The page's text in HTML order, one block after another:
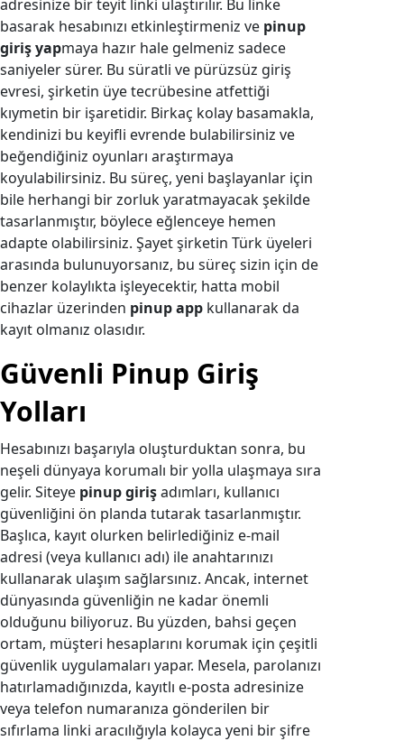
adresinize bir teyit linki ulaştırılır. Bu linke
basarak hesabınızı etkinleştirmeniz ve pinup
giriş yapmaya hazır hale gelmeniz sadece
saniyeler sürer. Bu süratli ve pürüzsüz giriş
evresi, şirketin üye tecrübesine atfettiği
kıymetin bir işaretidir. Birkaç kolay basamakla,
kendinizi bu keyifli evrende bulabilirsiniz ve
beğendiğiniz oyunları araştırmaya
koyulabilirsiniz. Bu süreç, yeni başlayanlar için
bile herhangi bir zorluk yaratmayacak şekilde
tasarlanmıştır, böylece eğlenceye hemen
adapte olabilirsiniz. Şayet şirketin Türk üyeleri
arasında bulunuyorsanız, bu süreç sizin için de
benzer kolaylıkta işleyecektir, hatta mobil
cihazlar üzerinden pinup app kullanarak da
kayıt olmanız olasıdır.
Güvenli Pinup Giriş
Yolları
Hesabınızı başarıyla oluşturduktan sonra, bu
neşeli dünyaya korumalı bir yolla ulaşmaya sıra
gelir. Siteye pinup girişadımları, kullanıcı
güvenliğini ön planda tutarak tasarlanmıştır.
Başlıca, kayıt olurken belirlediğiniz e-mail
adresi (veya kullanıcı adı) ile anahtarınızı
kullanarak ulaşım sağlarsınız. Ancak, internet
dünyasında güvenliğin ne kadar önemli
olduğunu biliyoruz. Bu yüzden, bahsi geçen
ortam, müşteri hesaplarını korumak için çeşitli
güvenlik uygulamaları yapar. Mesela, parolanızı
hatırlamadığınızda, kayıtlı e-posta adresinize
veya telefon numaranıza gönderilen bir
sıfırlama linki aracılığıyla kolayca yeni bir şifre